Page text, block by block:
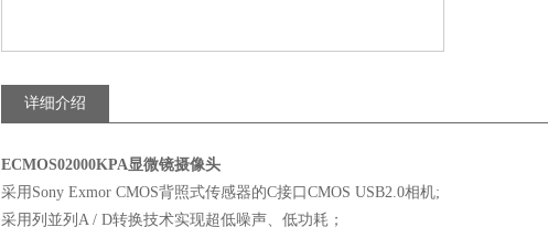
详细介绍
ECMOS02000KPA显微镜摄像头
采用Sony Exmor CMOS背照式传感器的C接口CMOS USB2.0相机;
采用列並列A / D转换技术实现超低噪声、低功耗；